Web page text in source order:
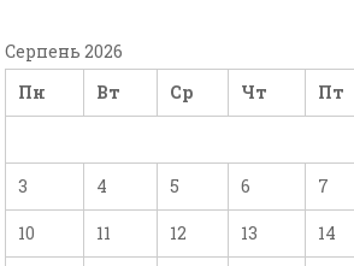
Серпень 2026
Пн
Вт Ср Чт Пт
3 4 5 6 7
10 11 12 13 14